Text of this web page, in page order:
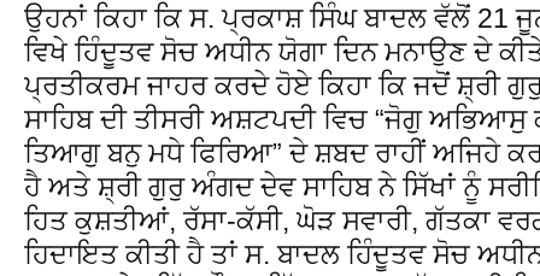
ਉਹਨਾਂ ਕਿਹਾ ਕਿ ਸ. ਪ੍ਰਕਾਸ਼ ਸਿੰਘ ਬਾਦਲ ਵੱਲੋਂ 21
ਵਿਖੇ ਹਿੰਦੂਤਵ ਸੋਚ ਅਧੀਨ ਯੋਗਾ ਦਿਨ ਮਨਾਉਣ ਦੇ
ਪ੍ਰਤੀਕਰਮ ਜਾਹਰ ਕਰਦੇ ਹੋਏ ਕਿਹਾ ਕਿ ਜਦੋਂ ਸ਼੍ਰੀ
ਸਾਹਿਬ ਦੀ ਤੀਸਰੀ ਅਸ਼ਟਪਦੀ ਵਿਚ “ਜੋਗੁ
ਤਿਆਗੁ ਬਨੁ ਮਧੇ ਫਿਰਿਆ” ਦੇ ਸ਼ਬਦ ਰਾਹੀਂ ਅਜਿਹੇ
ਹੈ ਅਤੇ ਸ਼੍ਰੀ ਗੁਰੁ ਅੰਗਦ ਦੇਵ ਸਾਹਿਬ ਨੇ ਸਿੱਖਾਂ ਨੂੰ
ਹਿਤ ਕੁਸ਼ਤੀਆਂ, ਰੱਸਾ-ਕੱਸੀ, ਘੋੜ ਸਵਾਰੀ, ਗੱਤਕਾ
ਹਿਦਾਇਤ ਕੀਤੀ ਹੈ ਤਾਂ ਸ. ਬਾਦਲ ਹਿੰਦੂਤਵ ਸੋਚ